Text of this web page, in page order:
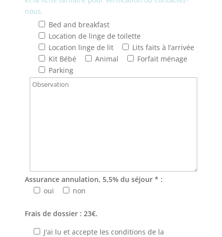
nous.
Bed and breakfast
Location de linge de toilette
Location linge de lit
Lits faits à l’arrivée
Kit Bébé
Animal
Forfait ménage
Parking
Assurance annulation, 5,5% du séjour * :
oui
non
Frais de dossier : 23€.
J'ai lu et accepte les conditions de la